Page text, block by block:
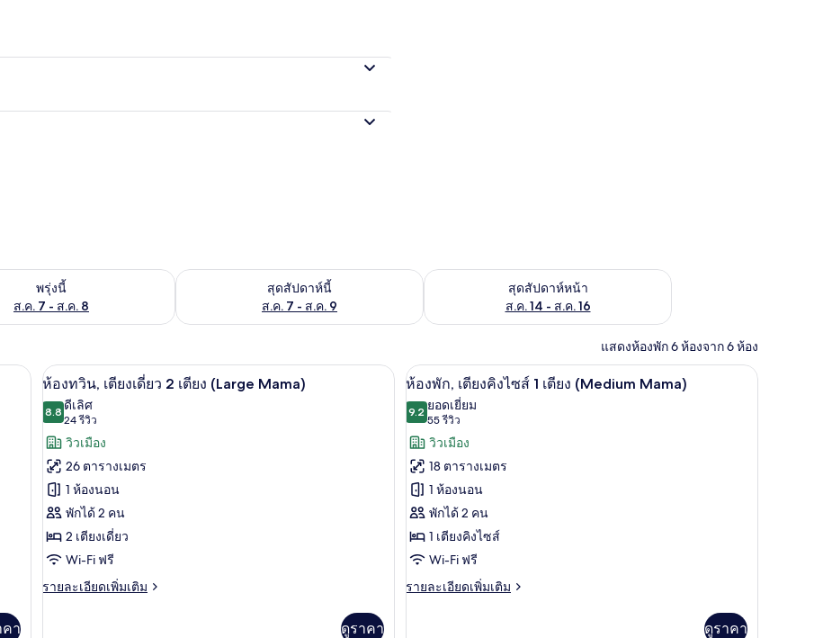
พรุ่งนี้
ส.ค. 7 - ส.ค. 8
วนห้องพักว่างในพรุ่งนี้ ส.ค. 7 - ส.ค. 8
สุดสัปดาห์นี้
ส.ค. 7 - ส.ค. 9
ตรวจสอบจำนวนห้องพักว่างในสุดสัปดาห์นี้ ส.ค. 7 - ส.ค. 9สุดสัปดาห์หน้า
ส.ค. 14 - ส.ค. 16
ตรวจสอบจำนวนห้องพักว่างในสุดสัปดาห์หน้า ส.ค. 14 - ส.ค. 16
แสดงห้องพัก 6 ห้องจาก 6 ห้อง
(Large Mama) | เครื่องนอนป้องกันสารก่อภูมิแพ้, ตู้นิรภัยในห้องพัก, โต๊ะทำงาน
คา
เปิด
ภาพถ่าย
ทั้งหมด
ของ
ห้อง
ทวิน,
เตียง
เดี่ยว
2
เครื่องนอนป้องกันสารก่อภูมิแพ้, ตู้นิรภัยในห้องพัก, โต๊ะทำงาน
9
ห้องทวิน, เตียงเดี่ยว 2 เตียง (Large Mama)
8.88.8 จาก 10
ดีเลิศ
24 รีวิว
(24
รีวิว)
วิวเมือง
26 ตารางเมตร
1 ห้องนอน
พักได้ 2 คน
2 เตียงเดี่ยว
Wi-Fi ฟรี
รายละเอียดเพิ่มเติม
ราย
ดูราคา
เปิด
ภาพถ่าย
ทั้งหมด
ของ
ห้อง
พัก,
เตียง
คิง
ไซส์
8
ห้องพัก, เตียงคิงไซส์ 1 เตียง (Medium Mama)
9.29.2 จาก 10
ยอดเยี่ยม
55 รีวิว
(55
รีวิว)
วิวเมือง
18 ตารางเมตร
1 ห้องนอน
พักได้ 2 คน
1 เตียงคิงไซส์
Wi-Fi ฟรี
รายละเอียดเพิ่มเติม
ราย
ดูราคา